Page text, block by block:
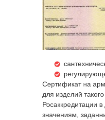
Сертификат на
для изделий
Росаккредитации
значениям,